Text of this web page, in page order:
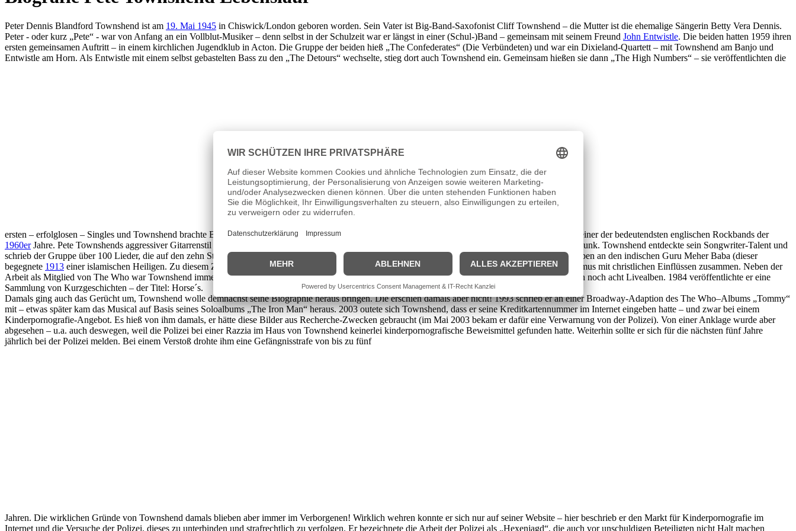
Peter Dennis Blandford Townshend ist am 19. Mai 1945 in Chiswick/London geboren worden. Sein Vater ist Big-Band-Saxofonist Cliff Townshend – die Mutter ist die ehemalige Sängerin Betty Vera Dennis.
Peter - oder kurz „Pete“ - war von Anfang an ein Vollblut-Musiker – denn selbst in der Schulzeit war er längst in einer (Schul-)Band – gemeinsam mit seinem Freund John Entwistle. Die beiden hatten 1959 ihren
ersten gemeinsamen Auftritt – in einem kirchlichen Jugendklub in Acton. Die Gruppe der beiden hieß „The Confederates“ (Die Verbündeten) und war ein Dixieland-Quartett – mit Townshend am Banjo und
Entwistle am Horn. Als Entwistle mit einem selbst gebastelten Bass zu den „The Detours“ wechselte, stieg dort auch Townshend ein. Gemeinsam hießen sie dann „The High Numbers“ – sie veröffentlichten die
ersten – erfolglosen – Singles und Townshend brachte Band undRoger Daltrey dazu, die „
“ entstehen zu lassen. Und damit waren sie immerhin einer der bedeutendsten englischen Rockbands der
1960erJahre. Pete Townshends aggressiver Gitarrenstil beeinflusste die Entwicklung von verschiedenen Musikrichtungen: Hard Rock, Heavy Metal und Punk. Townshend entdeckte sein Songwriter-Talent und
schrieb der Gruppe über 100 Lieder, die auf den zehn Studioalben der Band erschienen sind. Kompliment! Seine Inspiration verdankte er u.a. seinem Glauben an den indischen Guru Meher Baba (dieser
begegnete 1913 einer islamischen Heiligen. Zu diesem Zeitpunkt erhielt Meher seine Erleuchtung). Der Guru brachte mit Geschick Buddhismus und Sufismus mit christlichen Einflüssen zusammen. Neben der
Arbeit als Mitglied von The Who war Townshend immer wieder auch als Solokünstler unterwegs. Ab 1969 nahm er u.a. acht Studioalben auf. Dazu kamen noch acht Livealben. 1984 veröffentlichte er eine
Sammlung von Kurzgeschichten – der Titel: Horse´s.
Damals ging auch das Gerücht um, Townshend wolle demnächst seine Biographie heraus bringen. Die erschien damals aber nicht! 1993 schrieb er an einer Broadway-Adaption des The Who–Albums „Tommy“
mit – etwas später kam das Musical auf Basis seines Soloalbums „The Iron Man“ heraus. 2003 outete sich Townshend, dass er seine Kreditkartennummer im Internet eingeben hatte – und zwar bei einem
Kinderpornografie-Angebot. Es hieß von ihm damals, er hätte diese Bilder aus Recherche-Zwecken gebraucht (im Mai 2003 bekam er dafür eine Verwarnung von der Polizei). Von einer Anklage wurde aber
abgesehen – u.a. auch deswegen, weil die Polizei bei einer Razzia im Haus von Townshend keinerlei kinderpornografische Beweismittel gefunden hatte. Weiterhin sollte er sich für die nächsten fünf Jahre
jährlich bei der Polizei melden. Bei einem Verstoß drohte ihm eine Gefängnisstrafe von bis zu fünf
Jahren. Die wirklichen Gründe von Townshend damals blieben aber immer im Verborgenen! Wirklich wehren konnte er sich nur auf seiner Website – hier beschrieb er den Markt für Kinderpornografie im
Internet und die Versuche der Polizei, dieses zu unterbinden und strafrechtlich zu verfolgen. Er bezeichnete die Arbeit der Polizei als „Hexenjagd“, die auch vor unschuldigen Beteiligten nicht Halt machen